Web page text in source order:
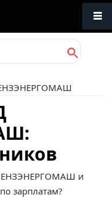
и
зарплатам?